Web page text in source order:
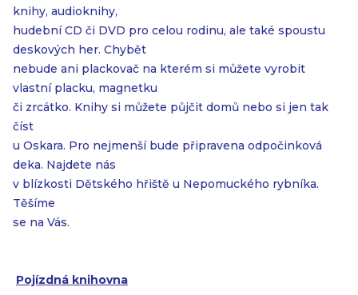
knihy, audioknihy,
hudební CD či DVD pro celou rodinu, ale také spoustu
deskových her. Chybět
nebude ani plackovač na kterém si můžete vyrobit
vlastní placku, magnetku
či zrcátko. Knihy si můžete půjčit domů nebo si jen tak
číst
u Oskara. Pro nejmenší bude připravena odpočinková
deka. Najdete nás
v blízkosti Dětského hřiště u Nepomuckého rybníka.
Těšíme
se na Vás.
Pojízdná knihovna